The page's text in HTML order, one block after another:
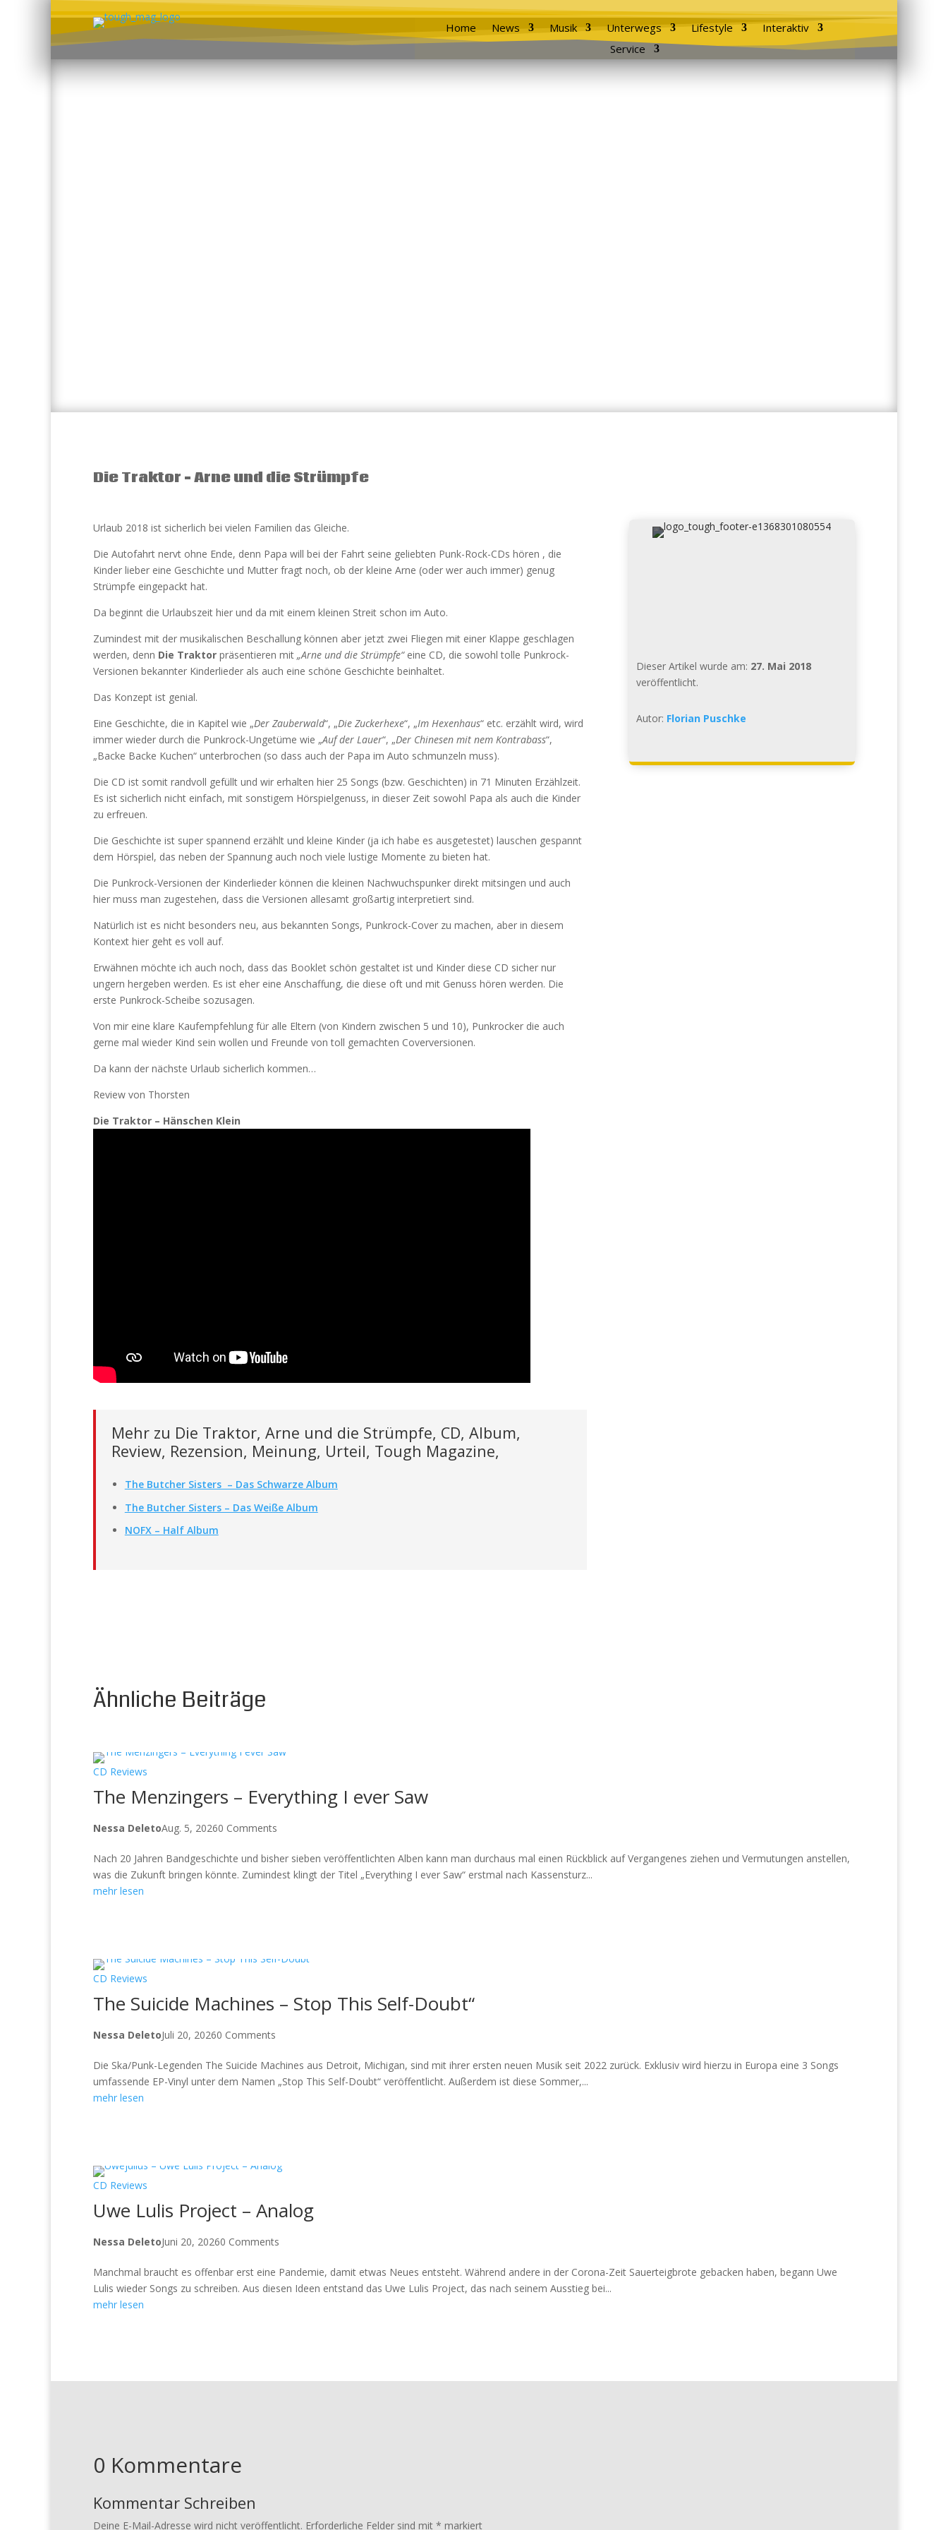
Home News Musik Unterwegs Lifestyle
Interaktiv
Service
Die Traktor – Arne und die Strümpfe
Urlaub 2018 ist sicherlich bei vielen Familien das Gleiche.
Die Autofahrt nervt ohne Ende, denn Papa will bei der Fahrt seine geliebten Punk-Rock-CDs hören , die
Kinder lieber eine Geschichte und Mutter fragt noch, ob der kleine Arne (oder wer auch immer) genug
Strümpfe eingepackt hat.
Da beginnt die Urlaubszeit hier und da mit einem kleinen Streit schon im Auto.
Zumindest mit der musikalischen Beschallung können aber jetzt zwei Fliegen mit einer Klappe geschlagen
werden, denn Die Traktor präsentieren mit „Arne und die Strümpfe“eine CD, die sowohl tolle Punkrock-
Versionen bekannter Kinderlieder als auch eine schöne Geschichte beinhaltet.
Das Konzept ist genial.
Eine Geschichte, die in Kapitel wie „Der Zauberwald“, „Die Zuckerhexe“, „Im Hexenhaus“ etc. erzählt wird, wird
immer wieder durch die Punkrock-Ungetüme wie „Auf der Lauer“, „Der Chinesen mit nem Kontrabass“,
„Backe Backe Kuchen“ unterbrochen (so dass auch der Papa im Auto schmunzeln muss).
Die CD ist somit randvoll gefüllt und wir erhalten hier 25 Songs (bzw. Geschichten) in 71 Minuten Erzählzeit.
Es ist sicherlich nicht einfach, mit sonstigem Hörspielgenuss, in dieser Zeit sowohl Papa als auch die Kinder
zu erfreuen.
Die Geschichte ist super spannend erzählt und kleine Kinder (ja ich habe es ausgetestet) lauschen gespannt
dem Hörspiel, das neben der Spannung auch noch viele lustige Momente zu bieten hat.
Die Punkrock-Versionen der Kinderlieder können die kleinen Nachwuchspunker direkt mitsingen und auch
hier muss man zugestehen, dass die Versionen allesamt großartig interpretiert sind.
Natürlich ist es nicht besonders neu, aus bekannten Songs, Punkrock-Cover zu machen, aber in diesem
Kontext hier geht es voll auf.
Erwähnen möchte ich auch noch, dass das Booklet schön gestaltet ist und Kinder diese CD sicher nur
ungern hergeben werden. Es ist eher eine Anschaffung, die diese oft und mit Genuss hören werden. Die
erste Punkrock-Scheibe sozusagen.
Von mir eine klare Kaufempfehlung für alle Eltern (von Kindern zwischen 5 und 10), Punkrocker die auch
gerne mal wieder Kind sein wollen und Freunde von toll gemachten Coverversionen.
Da kann der nächste Urlaub sicherlich kommen…
Review von Thorsten
Die Traktor – Hänschen Klein
Mehr zu Die Traktor, Arne und die Strümpfe, CD, Album,
Review, Rezension, Meinung, Urteil, Tough Magazine,
The Butcher Sisters – Das Schwarze Album
The Butcher Sisters – Das Weiße Album
NOFX – Half Album
Dieser Artikel wurde am: 27. Mai 2018
veröffentlicht.
Autor: Florian Puschke
Ähnliche Beiträge
CD Reviews
The Menzingers – Everything I ever Saw
Nessa DeletoAug. 5, 20260 Comments
Nach 20 Jahren Bandgeschichte und bisher sieben veröffentlichten Alben kann man durchaus mal einen Rückblick auf Vergangenes ziehen und Vermutungen anstellen,
was die Zukunft bringen könnte. Zumindest klingt der Titel „Everything I ever Saw“ erstmal nach Kassensturz...
mehr lesen
CD Reviews
The Suicide Machines – Stop This Self-Doubt“
Nessa DeletoJuli 20, 20260 Comments
Die Ska/Punk-Legenden The Suicide Machines aus Detroit, Michigan, sind mit ihrer ersten neuen Musik seit 2022 zurück. Exklusiv wird hierzu in Europa eine 3 Songs
umfassende EP-Vinyl unter dem Namen „Stop This Self-Doubt“ veröffentlicht. Außerdem ist diese Sommer,...
mehr lesen
CD Reviews
Uwe Lulis Project – Analog
Nessa DeletoJuni 20, 20260 Comments
Manchmal braucht es offenbar erst eine Pandemie, damit etwas Neues entsteht. Während andere in der Corona-Zeit Sauerteigbrote gebacken haben, begann Uwe
Lulis wieder Songs zu schreiben. Aus diesen Ideen entstand das Uwe Lulis Project, das nach seinem Ausstieg bei...
mehr lesen
0 Kommentare
Kommentar Schreiben
Deine E-Mail-Adresse wird nicht veröffentlicht. Erforderliche Felder sind mit * markiert